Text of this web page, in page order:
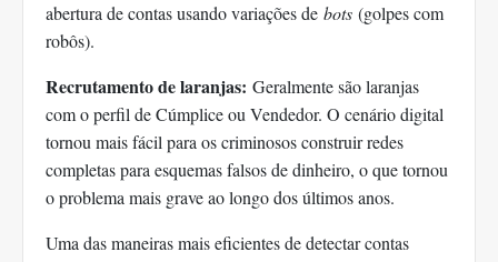
abertura de contas usando variações de bots (golpes com
robôs).
Recrutamento de laranjas: Geralmente são laranjas
com o perfil de Cúmplice ou Vendedor. O cenário digital
tornou mais fácil para os criminosos construir redes
completas para esquemas falsos de dinheiro, o que tornou
o problema mais grave ao longo dos últimos anos.
Uma das maneiras mais eficientes de detectar contas